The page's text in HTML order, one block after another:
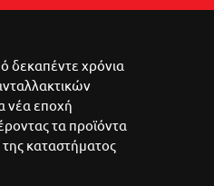
δεκαπέντε χρόνια
νέα εποχή
τα προϊόντα
καταστήματος